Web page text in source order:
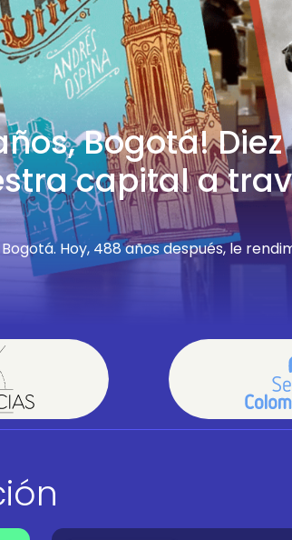
Bogotá!
capital a
Hoy, 488 años después, le